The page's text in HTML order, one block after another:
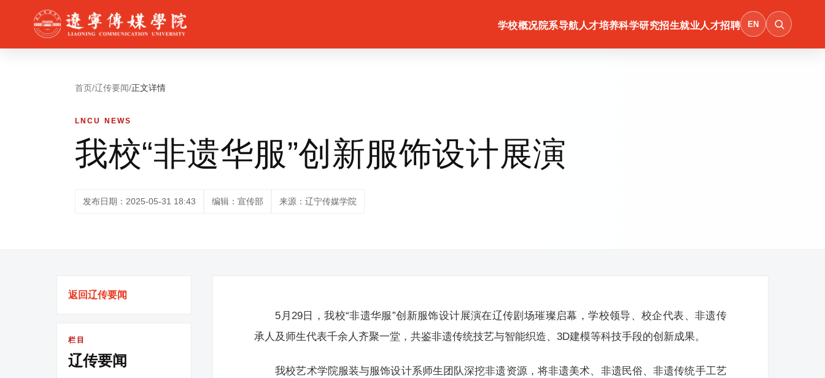
学校概况院系导航 人才培养科学研究招生就业人才招聘 EN
首页/辽传要闻/正文详情
LNCU NEWS
我校“非遗华服”创新服饰设计展演
发布日期：2025-05-31 18:43 编辑：宣传部 来源：辽宁传媒学院
返回辽传要闻
栏目
辽传要闻
5月29日，我校“非遗华服”创新服饰设计展演在辽传剧场璀璨启幕，学校领导、校企代表、非遗传
承人及师生代表千余人齐聚一堂，共鉴非遗传统技艺与智能织造、3D建模等科技手段的创新成果。
我校艺术学院服装与服饰设计系师生团队深挖非遗资源，将非遗美术、非遗民俗、非遗传统手工艺